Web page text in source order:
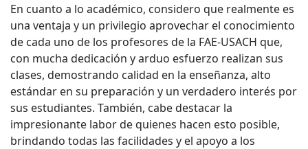
En cuanto a lo académico, considero que realmente es
una ventaja y un privilegio aprovechar el conocimiento
de cada uno de los profesores de la FAE-USACH que,
con mucha dedicación y arduo esfuerzo realizan sus
clases, demostrando calidad en la enseñanza, alto
estándar en su preparación y un verdadero interés por
sus estudiantes. También, cabe destacar la
impresionante labor de quienes hacen esto posible,
brindando todas las facilidades y el apoyo a los